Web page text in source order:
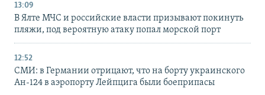
13:09
В Ялте МЧС и российские власти призывают покинуть
пляжи, под вероятную атаку попал морской порт
12:52
СМИ: в Германии отрицают, что на борту украинского
Ан-124 в аэропорту Лейпцига были боеприпасы